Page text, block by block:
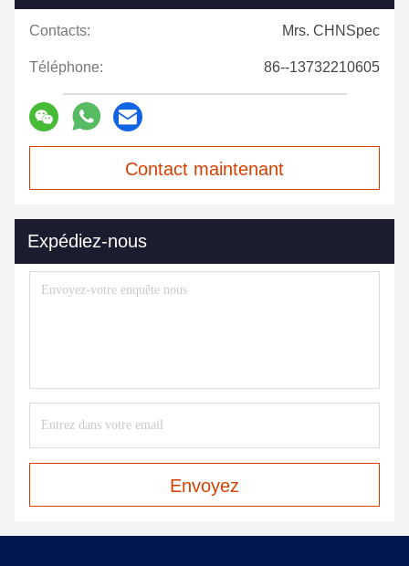
Contacts: Mrs. CHNSpec
Téléphone: 86--13732210605
Contact maintenant
Expédiez-nous
Envoyez